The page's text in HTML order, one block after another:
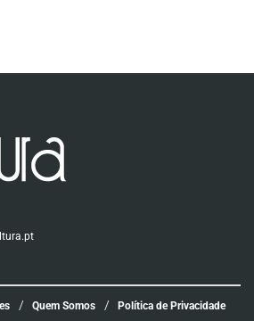
Quem Somos Política de Privacidade